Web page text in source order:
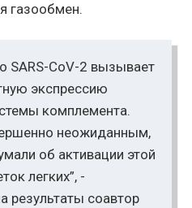
газообмен.
SARS-CoV-2 вызывает
экспрессию
комплемента.
неожиданным,
об активации этой
легких”, -
результаты соавтор